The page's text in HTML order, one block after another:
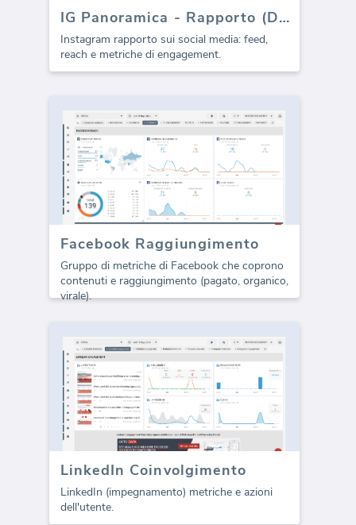
IG Panoramica - Rapporto (Depreciato)
Instagram rapporto sui social media: feed,
reach e metriche di engagement.
Facebook Raggiungimento
Gruppo di metriche di Facebook che coprono
contenuti e raggiungimento (pagato, organico,
virale).
LinkedIn Coinvolgimento
LinkedIn (impegnamento) metriche e azioni
dell'utente.